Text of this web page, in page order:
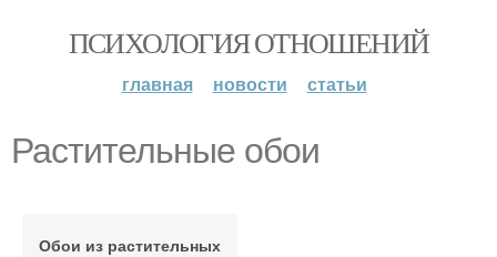
ПСИХОЛОГИЯ ОТНОШЕНИЙ
главная новости статьи
Растительные обои
Обои из растительных